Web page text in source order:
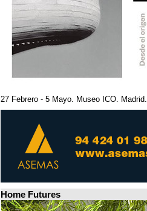
27 Febrero - 5 Mayo. Museo ICO. Madrid.
Home Futures